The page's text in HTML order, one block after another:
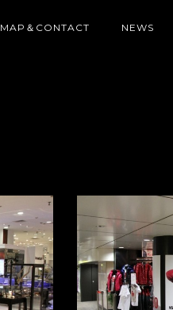
MAP＆CONTACT NEWS